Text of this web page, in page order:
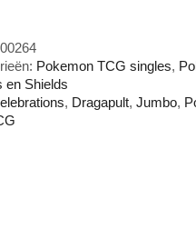
Pokemon TCG singles,
en Shields
, Dragapult,Jumbo,